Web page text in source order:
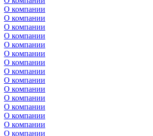
О компании
О компании
О компании
О компании
О компании
О компании
О компании
О компании
О компании
О компании
О компании
О компании
О компании
О компании
О компании